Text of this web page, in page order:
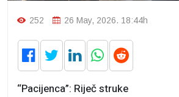
252 26 May, 2026. 18:44h
“Pacijenca”: Riječ struke